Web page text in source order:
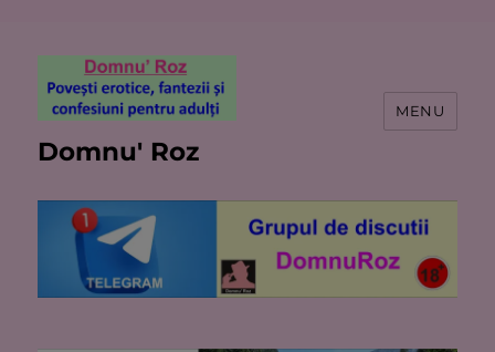
Domnu' Roz
MENU